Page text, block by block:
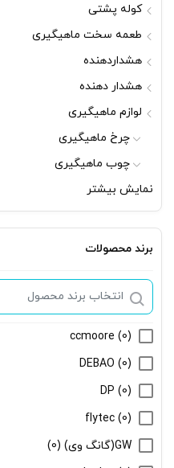
کوله پشتی
طعمه سخت ماهیگیری
هشداردهنده
هشدار دهنده
لوازم ماهیگیری
چرخ ماهیگیری
چوب ماهیگیری
طعمه ماهیگیری
اسانس ماهیگیری
لانسه ماهیگیری
لوفاک ماهیگیری
نخ ماهیگیری
لوازم جانبی ماهیگیری
ریسه بویله
قاف ماهیگیری(ماهی کش)
استاپر بویله
نمایش بیشتر
برند محصولات
ccmoore (0)
DEBAO (0)
DP (0)
flytec (0)
GW(گانگ وی)
(0)